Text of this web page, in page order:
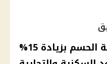
الإيجار القديم يدخل مرحلة الحسم بزيادة 15%